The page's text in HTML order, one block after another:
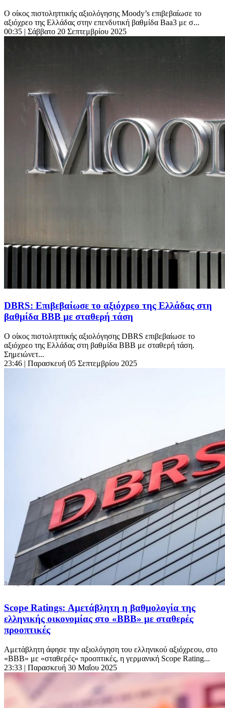
Ο οίκος πιστοληπτικής αξιολόγησης Moody’s επιβεβαίωσε το
αξιόχρεο της Ελλάδας στην επενδυτική βαθμίδα Baa3 με σ...
00:35 | Σάββατο 20 Σεπτεμβρίου 2025
DBRS: Επιβεβαίωσε το αξιόχρεο της Ελλάδας στη
βαθμίδα ΒΒΒ με σταθερή τάση
Ο οίκος πιστοληπτικής αξιολόγησης DBRS επιβεβαίωσε το
αξιόχρεο της Ελλάδας στη βαθμίδα ΒΒΒ με σταθερή τάση.
Σημειώνετ...
23:46 | Παρασκευή 05 Σεπτεμβρίου 2025
Scope Ratings: Αμετάβλητη η βαθμολογία της
ελληνικής οικονομίας στο «ΒΒB» με σταθερές
προοπτικές
Αμετάβλητη άφησε την αξιολόγηση του ελληνικού αξιόχρεου, στο
«ΒΒΒ» με «σταθερές» προοπτικές, η γερμανική Scope Rating...
23:33 | Παρασκευή 30 Μαΐου 2025